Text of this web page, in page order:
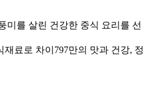
미를 살린 건강한 중식 요리를 선
료로 차이797만의 맛과 건강, 정